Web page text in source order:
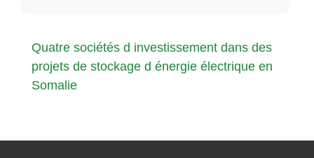
Quatre sociétés d investissement dans des
projets de stockage d énergie électrique en
Somalie